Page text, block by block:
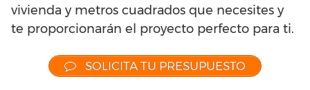
vivienda y metros cuadrados que necesites y
te proporcionarán el proyecto perfecto para ti.
SOLICITA TU PRESUPUESTO